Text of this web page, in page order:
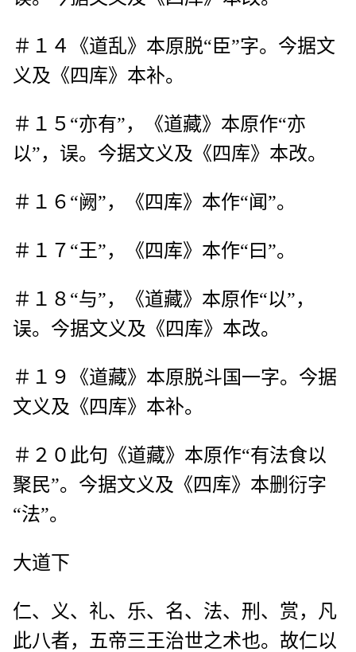
＃１４《道乱》本原脱“臣”字。今据文
义及《四库》本补。
＃１５“亦有”，《道藏》本原作“亦
以”，误。今据文义及《四库》本改。
＃１６“阙”，《四库》本作“闻”。
＃１７“王”，《四库》本作“曰”。
＃１８“与”，《道藏》本原作“以”，
误。今据文义及《四库》本改。
＃１９《道藏》本原脱斗国一字。今据
文义及《四库》本补。
＃２０此句《道藏》本原作“有法食以
聚民”。今据文义及《四库》本删衍字
“法”。
大道下
仁、义、礼、乐、名、法、刑、赏，凡
此八者，五帝三王治世之术也。故仁以